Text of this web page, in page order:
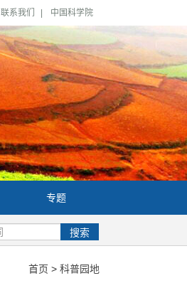
联系我们 中国科学院
专题
搜索
首页 > 科普园地